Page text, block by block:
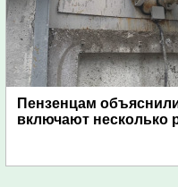
Пензенцам
включают несколько